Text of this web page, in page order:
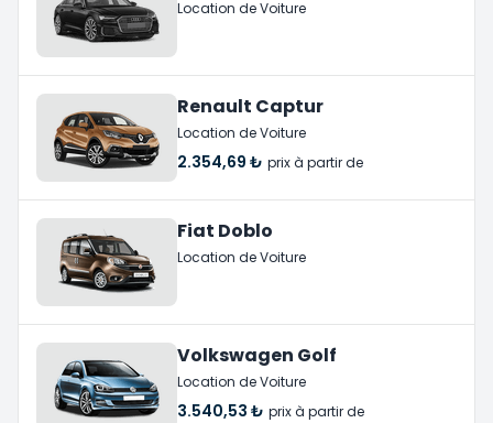
Location de Voiture
Renault Captur
Location de Voiture
2.354,69 ₺ prix à partir de
Fiat Doblo
Location de Voiture
Volkswagen Golf
Location de Voiture
3.540,53 ₺ prix à partir de